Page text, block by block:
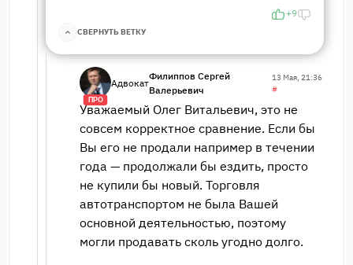
+9
СВЕРНУТЬ ВЕТКУ
ПРО
Адвокат
Филиппов Сергей
Валерьевич
13 Мая, 21:36
#
Уважаемый Олег Витальевич, это не
совсем корректное сравнение. Если бы
Вы его не продали например в течении
года — продолжали бы ездить, просто
не купили бы новый. Торговля
автотранспортом не была Вашей
основной деятельностью, поэтому
могли продавать сколь угодно долго.